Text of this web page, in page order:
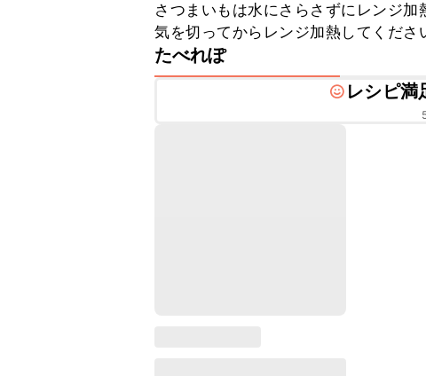
さつまいもは水にさらさずにレンジ
気を切ってからレンジ加熱してくださ
たべれぽ
レシピ満